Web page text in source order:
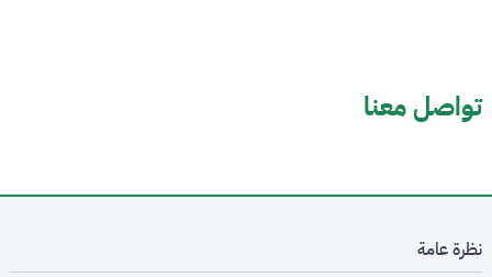
تواصل معنا
نظرة عامة